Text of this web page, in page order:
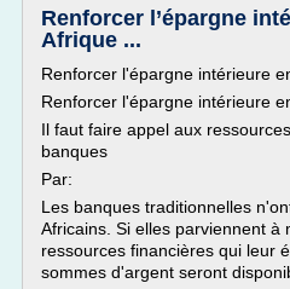
Renforcer l’épargne
Afrique ...
Renforcer l'épargne intérieure
Renforcer l'épargne intérieure
Il faut faire appel aux
banques
Par:
Les banques traditionnelles
Africains. Si elles parviennent à
ressources financières qui leur
sommes d'argent seront